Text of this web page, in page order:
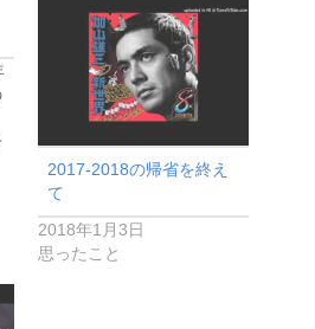
2017-2018の帰省を終え
て
2018年1月3日
思ったこと